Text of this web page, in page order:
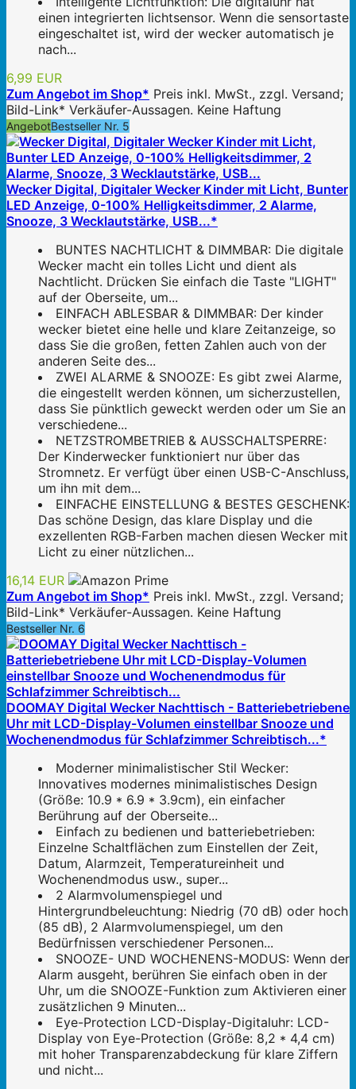
einen integrierten lichtsensor. Wenn die sensortaste
eingeschaltet ist, wird der wecker automatisch je
nach...
6,99 EUR
Zum Angebot im Shop* Preis inkl. MwSt., zzgl. Versand;
Bild-Link* Verkäufer-Aussagen. Keine Haftung
AngebotBestseller Nr. 5
Wecker Digital, Digitaler Wecker Kinder mit Licht, Bunter
LED Anzeige, 0-100% Helligkeitsdimmer, 2 Alarme,
Snooze, 3 Wecklautstärke, USB...*
BUNTES NACHTLICHT & DIMMBAR: Die digitale
Wecker macht ein tolles Licht und dient als
Nachtlicht. Drücken Sie einfach die Taste "LIGHT"
auf der Oberseite, um...
EINFACH ABLESBAR & DIMMBAR: Der kinder
wecker bietet eine helle und klare Zeitanzeige, so
dass Sie die großen, fetten Zahlen auch von der
anderen Seite des...
ZWEI ALARME & SNOOZE: Es gibt zwei Alarme,
die eingestellt werden können, um sicherzustellen,
dass Sie pünktlich geweckt werden oder um Sie an
verschiedene...
NETZSTROMBETRIEB & AUSSCHALTSPERRE:
Der Kinderwecker funktioniert nur über das
Stromnetz. Er verfügt über einen USB-C-Anschluss,
um ihn mit dem...
EINFACHE EINSTELLUNG & BESTES GESCHENK:
Das schöne Design, das klare Display und die
exzellenten RGB-Farben machen diesen Wecker mit
Licht zu einer nützlichen...
16,14 EUR
Zum Angebot im Shop* Preis inkl. MwSt., zzgl. Versand;
Bild-Link* Verkäufer-Aussagen. Keine Haftung
Bestseller Nr. 6
DOOMAY Digital Wecker Nachttisch - Batteriebetriebene
Uhr mit LCD-Display-Volumen einstellbar Snooze und
Wochenendmodus für Schlafzimmer Schreibtisch...*
Moderner minimalistischer Stil Wecker:
Innovatives modernes minimalistisches Design
(Größe: 10.9 * 6.9 * 3.9cm), ein einfacher
Berührung auf der Oberseite...
Einfach zu bedienen und batteriebetrieben:
Einzelne Schaltflächen zum Einstellen der Zeit,
Datum, Alarmzeit, Temperatureinheit und
Wochenendmodus usw., super...
2 Alarmvolumenspiegel und
Hintergrundbeleuchtung: Niedrig (70 dB) oder hoch
(85 dB), 2 Alarmvolumenspiegel, um den
Bedürfnissen verschiedener Personen...
SNOOZE- UND WOCHENENS-MODUS: Wenn der
Alarm ausgeht, berühren Sie einfach oben in der
Uhr, um die SNOOZE-Funktion zum Aktivieren einer
zusätzlichen 9 Minuten...
Eye-Protection LCD-Display-Digitaluhr: LCD-
Display von Eye-Protection (Größe: 8,2 * 4,4 cm)
mit hoher Transparenzabdeckung für klare Ziffern
und nicht...